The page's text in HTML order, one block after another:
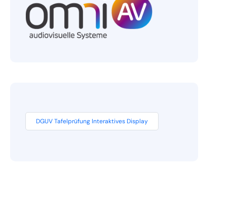
DGUV Tafelprüfung Interaktives Display